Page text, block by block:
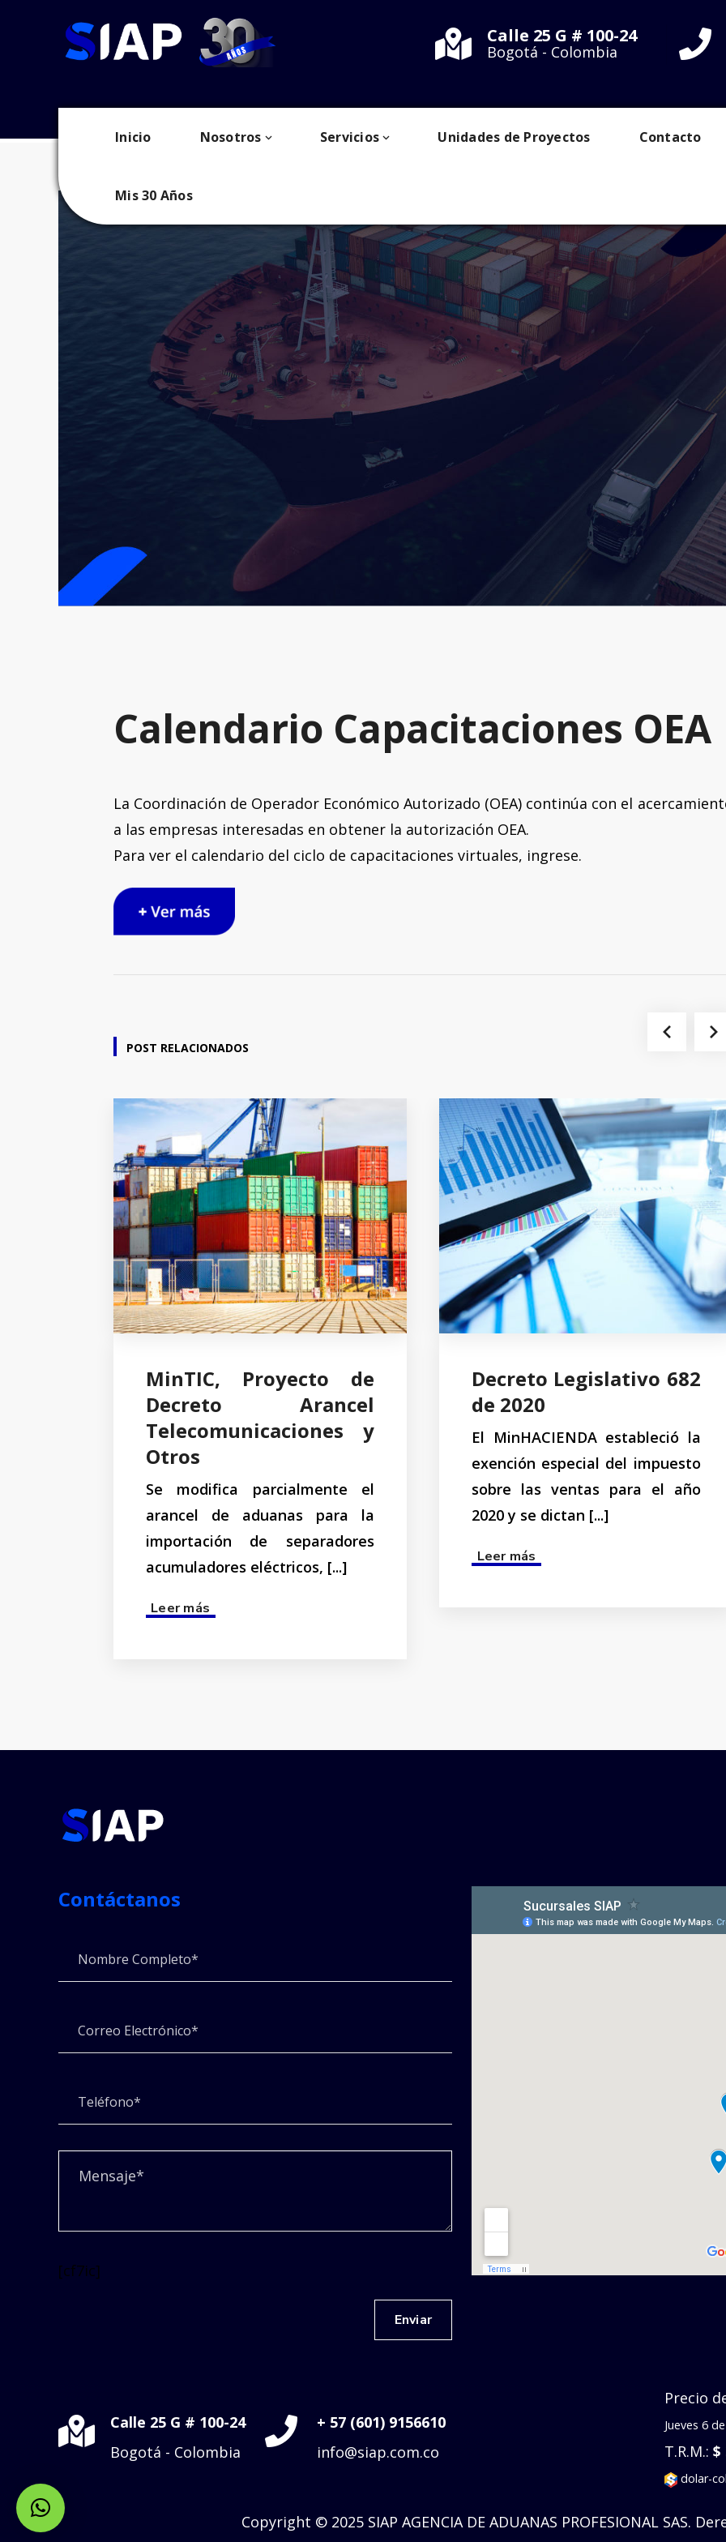
Calle 25 G # 100-24
Bogotá - Colombia
Inicio Nosotros Servicios Unidades de Proyectos Contacto
Mis 30 Años
Calendario Capacitaciones OEA
La Coordinación de Operador Económico Autorizado (OEA) continúa con el
a las empresas interesadas en obtener la autorización OEA.
Para ver el calendario del ciclo de capacitaciones virtuales, ingrese.
MinTIC, Proyecto de
Decreto Arancel
Telecomunicaciones y
Otros
Se modifica parcialmente el
arancel de aduanas para la
importación de separadores
acumuladores eléctricos, [...]
Read more
Decreto Legislativo 682
de 2020
El MinHACIENDA estableció la
exención especial del impuesto
sobre las ventas para el año
2020 y se dictan [...]
Read more
Contáctanos
[cf7ic]
Calle 25 G # 100-24
Bogotá - Colombia
+ 57 (601) 9156610
info@siap.com.co
Precio
Jueves 6
T.R.M.: $
dolar-
Copyright © 2025 SIAP AGENCIA DE ADUANAS PROFESIONAL SAS.